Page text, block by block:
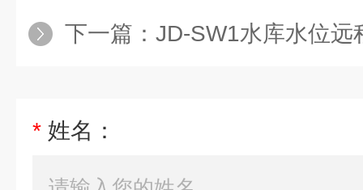
下一篇： JD-SW1水库水位远
* 姓名：